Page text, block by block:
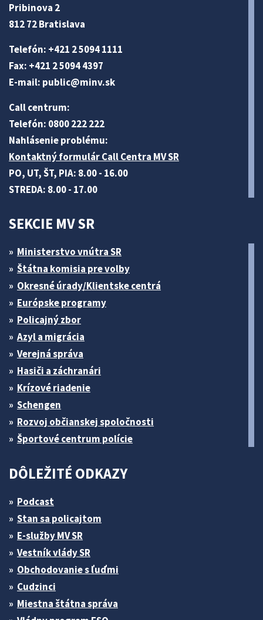
Pribinova 2
812 72 Bratislava
Telefón: +421 2 5094 1111
Fax: +421 2 5094 4397
E-mail: public@minv.sk
Call centrum:
Telefón: 0800 222 222
Nahlásenie problému:
Kontaktný formulár Call Centra MV SR
PO, UT, ŠT, PIA: 8.00 - 16.00
STREDA: 8.00 - 17.00
SEKCIE MV SR
Ministerstvo vnútra SR
Štátna komisia pre volby
Okresné úrady/Klientske centrá
Európske programy
Policajný zbor
Azyl a migrácia
Verejná správa
Hasiči a záchranári
Krízové riadenie
Schengen
Rozvoj občianskej spoločnosti
Športové centrum polície
DÔLEŽITÉ ODKAZY
Podcast
Stan sa policajtom
E-služby MV SR
Vestník vlády SR
Obchodovanie s ľuďmi
Cudzinci
Miestna štátna správa